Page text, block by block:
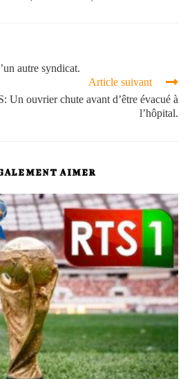
autre syndicat.
Article suivant
Un ouvrier chute avant d’être évacué à
l’hôpital.
AIMER